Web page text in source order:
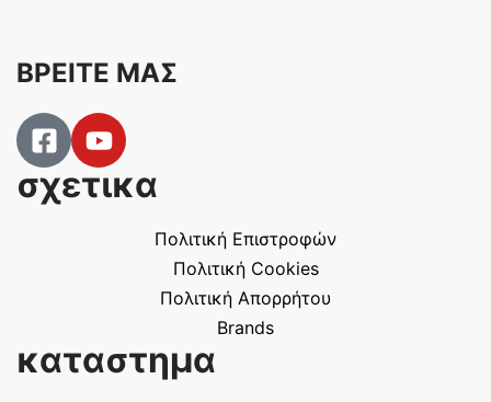
καταστημα
σχετικα
Πολιτική Επιστροφών
Πολιτική Cookies
Πολιτική Απορρήτου
Brands
ΒΡΕΙΤΕ ΜΑΣ